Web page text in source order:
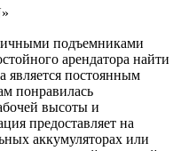
подъемниками
арендатора найти
является постоянным
понравилась
высоты и
предоставляет на
аккумуляторах или